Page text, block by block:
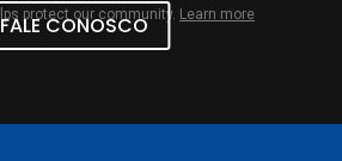
FALE CONOSCO